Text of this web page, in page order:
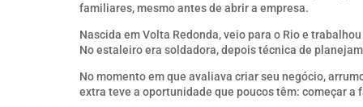
familiares, mesmo antes de abrir a empresa.
Nascida em Volta Redonda, veio para o Rio e
No estaleiro era soldadora, depois técnica de
No momento em que avaliava criar seu negócio,
extra teve a oportunidade que poucos têm: começar